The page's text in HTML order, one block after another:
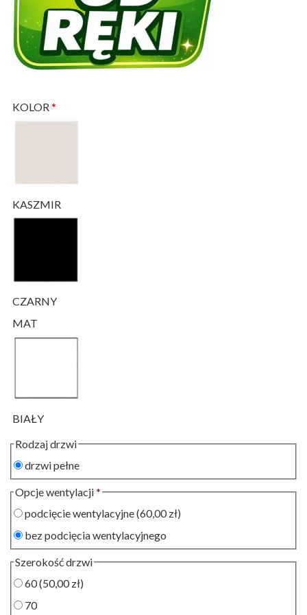
KOLOR *
KASZMIR
CZARNY
MAT
BIAŁY
Rodzaj drzwi
drzwi pełne
Opcje wentylacji *
podcięcie wentylacyjne(60,00 zł)
bez podcięcia wentylacyjnego
Szerokość drzwi
60(50,00 zł)
70